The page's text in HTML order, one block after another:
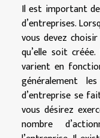
Il est important
d’entreprises.
vous devez
qu’elle soit
varient en
généralement
d’entreprise se
vous désirez
nombre